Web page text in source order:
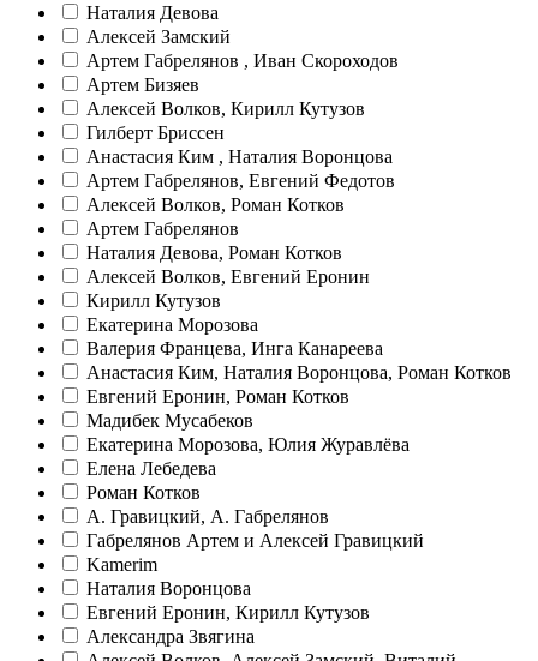
Наталия Девова
Алексей Замский
Артем Габрелянов , Иван Скороходов
Артем Бизяев
Алексей Волков, Кирилл Кутузов
Гилберт Бриссен
Анастасия Ким , Наталия Воронцова
Артем Габрелянов, Евгений Федотов
Алексей Волков, Роман Котков
Артем Габрелянов
Наталия Девова, Роман Котков
Алексей Волков, Евгений Еронин
Кирилл Кутузов
Екатерина Морозова
Валерия Францева, Инга Канареева
Анастасия Ким, Наталия Воронцова, Роман Котков
Евгений Еронин, Роман Котков
Мадибек Мусабеков
Екатерина Морозова, Юлия Журавлёва
Елена Лебедева
Роман Котков
А. Гравицкий, А. Габрелянов
Габрелянов Артем и Алексей Гравицкий
Kamerim
Наталия Воронцова
Евгений Еронин, Кирилл Кутузов
Александра Звягина